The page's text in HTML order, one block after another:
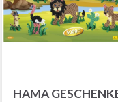
HAMA